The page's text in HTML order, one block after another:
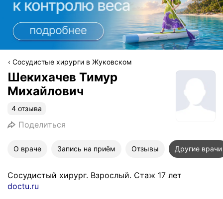
Сосудистые хирурги в Жуковском
Шекихачев Тимур
Михайлович
4 отзыва
Поделиться
О враче Запись на приём Отзывы Другие врачи
Сосудистый хирург. Взрослый. Стаж 17 лет
doctu.ru